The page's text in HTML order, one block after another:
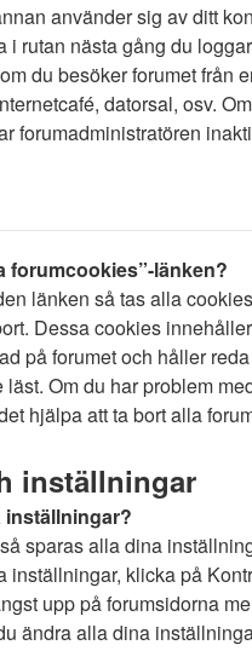
använder sig av ditt
i rutan nästa gång du
du besöker forumet från
datorsal, osv.
forumadministratören
forumcookies”-länken?
länken så tas alla
Dessa cookies
på forumet och håller
Om du har problem
hjälpa att ta bort alla
inställningar
inställningar?
sparas alla dina
inställningar, klicka på
upp på forumsidorna
ändra alla dina